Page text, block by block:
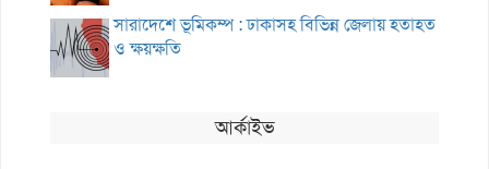
সারাদেশে ভূমিকম্প : ঢাকাসহ বিভিন্ন জেলায় হতাহত
ও ক্ষয়ক্ষতি
আর্কাইভ